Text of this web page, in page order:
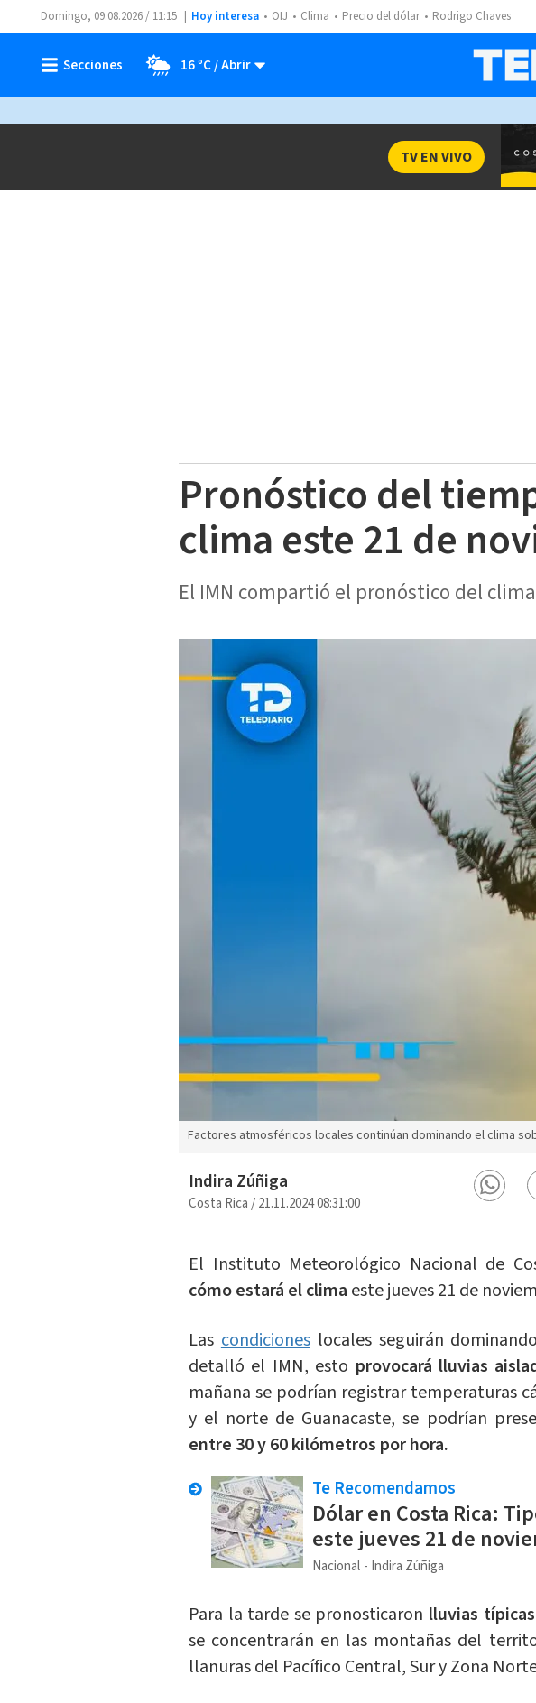
Domingo, 09.08.2026 / 11:15 Hoy interesa OIJ Clima Precio del dólar Rodrigo Chaves
16 ºC
TV EN VIVO
Pronóstico del
clima este 21 de
El IMN compartió el pronóstico del
Factores atmosféricos locales continúan dominando el clima
Indira Zúñiga
Costa Rica/21.11.2024 08:31:00
El Instituto Meteorológico Nacional de
cómo estará el clima este jueves 21 de
Lascondiciones locales seguirán
detalló el IMN, esto provocará lluvias
mañana se podrían registrar temperaturas
y el norte de Guanacaste, se podrían
entre 30 y 60 kilómetros por hora.
Te Recomendamos
Dólar en Costa Rica:
este jueves 21 de
Nacional Indira Zúñiga
Para la tarde se pronosticaron lluvias
se concentrarán en las montañas del
llanuras del Pacífico Central, Sur y Zona